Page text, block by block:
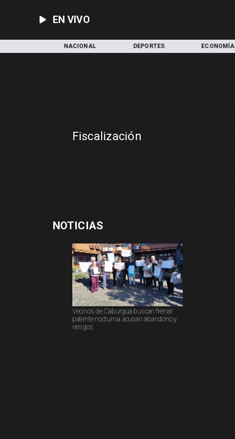
EN VIVO
NACIONAL DEPORTES ECONOMÍA
Fiscalización
NOTICIAS
Vecinos de Caburgua buscan frenar
patente nocturna: acusan abandono y
riesgos